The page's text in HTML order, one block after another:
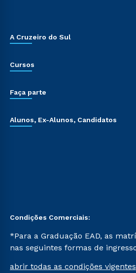
A Cruzeiro do Sul
Cursos
Faça parte
Alunos, Ex-Alunos, Candidatos
Condições Comerciais:
*Para a Graduação EAD, as
nas seguintes formas de
abrir todas as condições vigentes